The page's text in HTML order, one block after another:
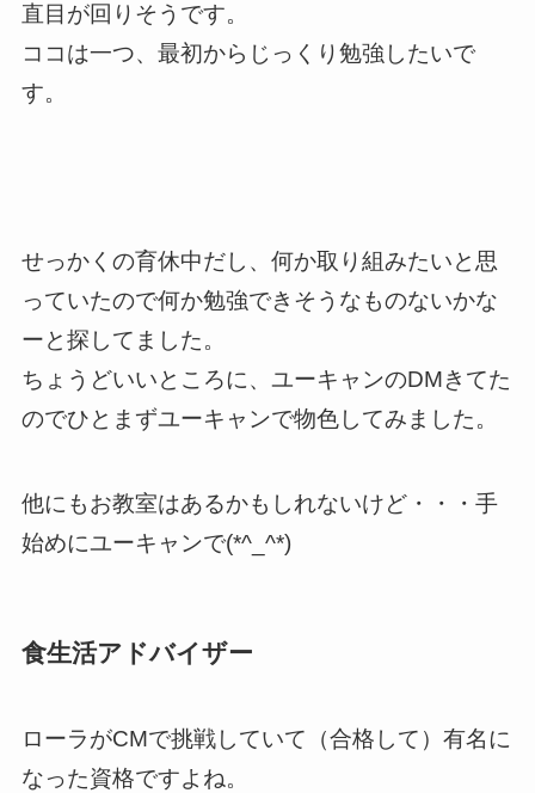
直目が回りそうです。
ココは一つ、最初からじっくり勉強したいで
す。
せっかくの育休中だし、何か取り組みたいと思
っていたので何か勉強できそうなものないかな
ーと探してました。
ちょうどいいところに、ユーキャンのDMきてた
のでひとまずユーキャンで物色してみました。
他にもお教室はあるかもしれないけど・・・手
始めにユーキャンで(*^_^*)
食生活アドバイザー
ローラがCMで挑戦していて（合格して）有名に
なった資格ですよね。